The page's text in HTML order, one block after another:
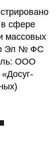
сфере
массовых
Эл № ФС
ООО
)